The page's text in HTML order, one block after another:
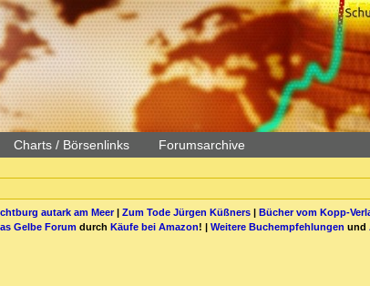
Charts / Börsenlinks Forumsarchive
autark am Meer| Zum Tode Jürgen Küßners| Bücher vom Kopp-
Gelbe Forum durch Käufe bei Amazon! | Weitere Buchempfehlungen und